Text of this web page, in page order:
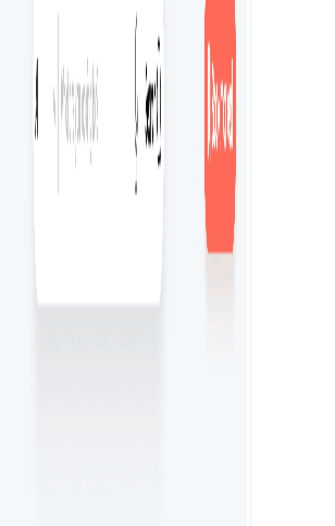
фриланса
к разнообразному пулу экспертов-
в различных отраслях
миру.
сравнения
сравнивайте экспертов, чтобы
подходящего для ваших нужд.